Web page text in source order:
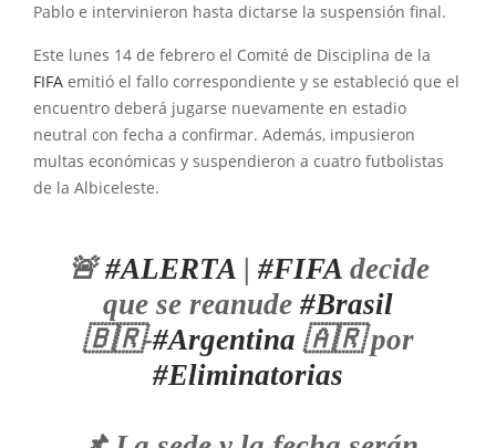
Pablo e intervinieron hasta dictarse la suspensión final.
Este lunes 14 de febrero el Comité de Disciplina de la
FIFA emitió el fallo correspondiente y se estableció que el
encuentro deberá jugarse nuevamente en estadio
neutral con fecha a confirmar. Además, impusieron
multas económicas y suspendieron a cuatro futbolistas
de la Albiceleste.
🚨#ALERTA| #FIFAdecide
que se reanude #Brasil
🇧🇷-#Argentina 🇦🇷 por
#Eliminatorias